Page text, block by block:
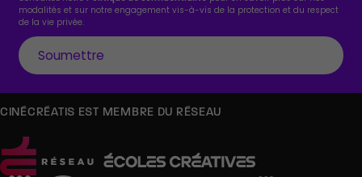
modalités et sur notre engagement vis-à-vis de la protection et du respect
de la vie privée.
CINÉCRÉATIS EST MEMBRE DU RÉSEAU